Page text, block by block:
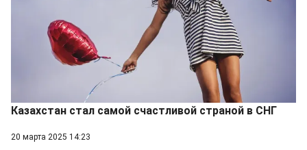
Казахстан стал самой счастливой страной в СНГ
20 марта 2025 14:23